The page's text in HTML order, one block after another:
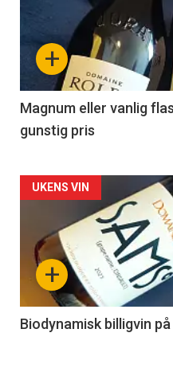
akkurat
nå
3
+
Magnum eller vanlig
gunstig pris
Forsiden
akkurat
nå
4
+
UKENS VIN
Biodynamisk billigvin